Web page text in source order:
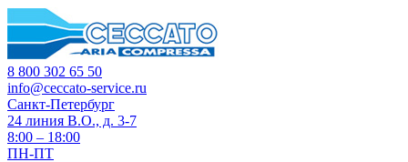
8 800 302 65 50
info@ceccato-service.ru
Санкт-Петербург
24 линия В.О., д. 3-7
8:00 – 18:00
ПН-ПТ